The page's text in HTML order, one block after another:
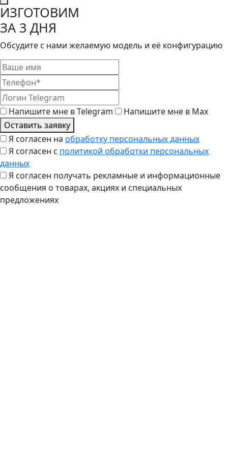
ИЗГОТОВИМ
ЗА 3 ДНЯ
Обсудите с нами желаемую модель и её конфигурацию
Напишите мне в Telegram
Напишите мне в Max
Оставить заявку
Я согласен на обработку персональных данных
Я согласен с политикой обработки персональных
данных
Я согласен получать рекламные и информационные
сообщения о товарах, акциях и специальных
предложениях